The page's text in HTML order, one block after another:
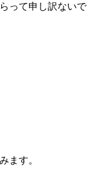
って申し訳ないで
ます。